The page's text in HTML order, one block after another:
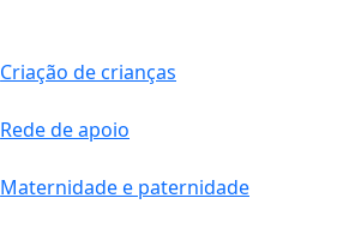
Criação de crianças
Rede de apoio
Maternidade e paternidade